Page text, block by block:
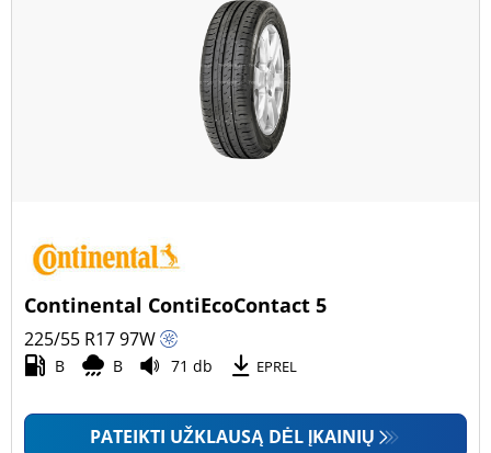
Continental ContiEcoContact 5
225/55 R1797W
B B 71 db EPREL
PATEIKTI UŽKLAUSĄ DĖL ĮKAINIŲ